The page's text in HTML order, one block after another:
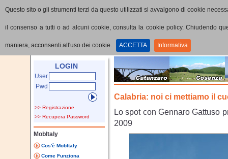
Questo sito o gli strumenti terzi da questo utilizzati si avvalgono di cookie
il consenso a tutti o ad alcuni cookie, consulta la cookie policy. Chiudendo
maniera, acconsenti all'uso dei cookie. ACCETTA Informativa
LOGIN
User
Pwd
>> Registrazione
>> Recupera Password
MobItaly
Cos'è MobItaly
Come Funziona
Calabria: noi ci mettiamo il
Lo spot con Gennaro Gattuso
2009